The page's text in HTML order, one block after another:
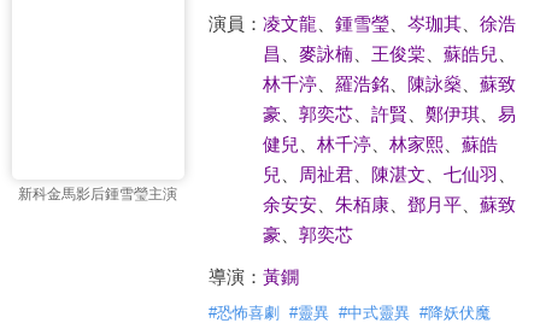
新科金馬影后鍾雪瑩主演
演員： 凌文龍 鍾雪瑩、 岑珈其、 徐浩
昌
麥詠楠、 王俊棠 蘇皓兒
林千渟、 羅浩銘、 陳詠燊、 蘇致
豪
郭奕芯、 許賢 鄭伊琪、 易
健兒
林千渟、 林家熙、 蘇皓
兒
周祉君、 陳湛文 七仙羽
余安安、 朱栢康、 鄧月平、 蘇致
豪
郭奕芯
導演： 黃鐦
#恐怖喜劇 #靈異 #中式靈異 #降妖伏魔